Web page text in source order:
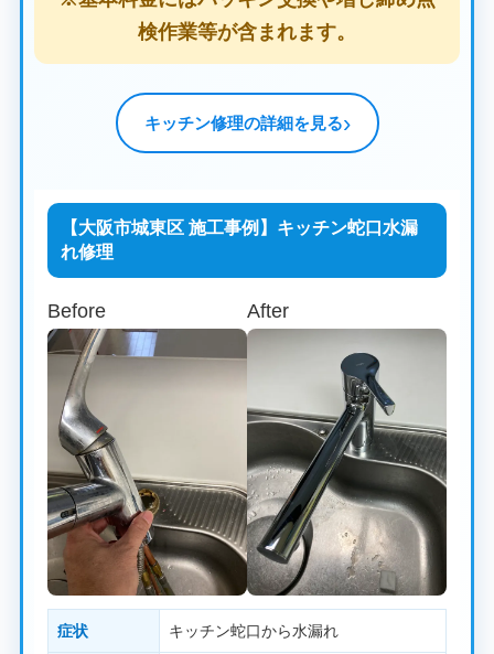
検作業等が含まれます。
キッチン修理の詳細を見る
【大阪市城東区 施工事例】キッチン蛇口水漏
れ修理
Before After
症状 キッチン蛇口から水漏れ